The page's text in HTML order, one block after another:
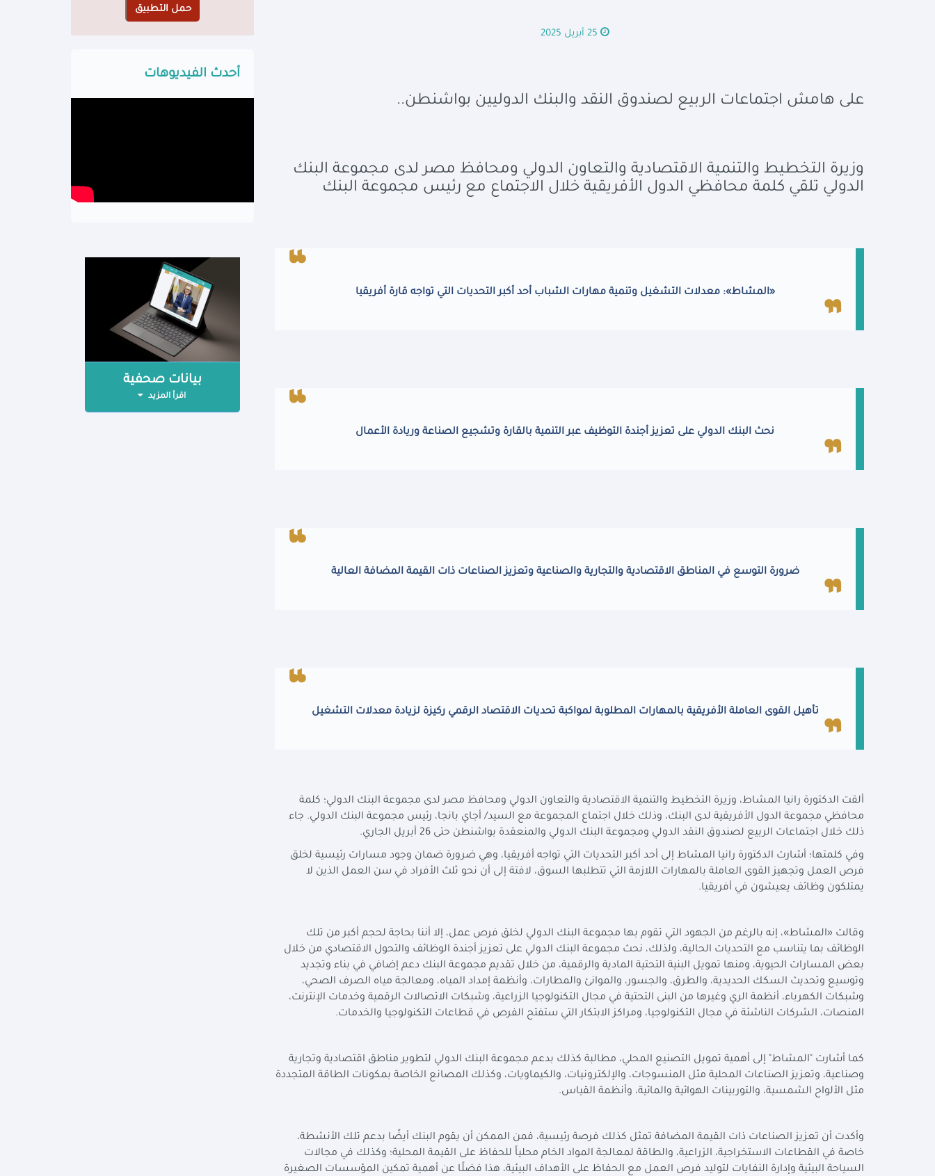
25 أبريل 2025
على هامش اجتماعات الربيع لصندوق النقد والبنك الدوليين بواشنطن..
وزيرة التخطيط والتنمية الاقتصادية والتعاون الدولي ومحافظ مصر لدى مجموعة البنك
الدولي تلقي كلمة محافظي الدول الأفريقية خلال الاجتماع مع رئيس مجموعة البنك
«المشاط»: معدلات التشغيل وتنمية مهارات الشباب أحد أكبر التحديات التي تواجه قارة أفريقيا
نحث البنك الدولي على تعزيز أجندة التوظيف عبر التنمية بالقارة وتشجيع الصناعة وريادة الأعمال
ضرورة التوسع في المناطق الاقتصادية والتجارية والصناعية وتعزيز الصناعات ذات القيمة المضافة العالية
تأهيل القوى العاملة الأفريقية بالمهارات المطلوبة لمواكبة تحديات الاقتصاد الرقمي ركيزة لزيادة معدلات التشغيل
ألقت الدكتورة رانيا المشاط، وزيرة التخطيط والتنمية الاقتصادية والتعاون الدولي ومحافظ مصر لدى مجموعة البنك الدولي؛ كلمة
محافظي مجموعة الدول الأفريقية لدى البنك، وذلك خلال اجتماع المجموعة مع السيد/ أجاي بانجا، رئيس مجموعة البنك الدولي. جاء
ذلك خلال اجتماعات الربيع لصندوق النقد الدولي ومجموعة البنك الدولي والمنعقدة بواشنطن حتى 26 أبريل الجاري.
وفي كلمتها؛ أشارت الدكتورة رانيا المشاط إلى أحد أكبر التحديات التي تواجه أفريقيا، وهي ضرورة ضمان وجود مسارات رئيسية لخلق
فرص العمل وتجهيز القوى العاملة بالمهارات اللازمة التي تتطلبها السوق، لافتة إلى أن نحو ثلث الأفراد في سن العمل الذين لا
يمتلكون وظائف يعيشون في أفريقيا.
وقالت «المشاط»، إنه بالرغم من الجهود التي تقوم بها مجموعة البنك الدولي لخلق فرص عمل، إلا أننا بحاجة لحجم أكبر من تلك
الوظائف بما يتناسب مع التحديات الحالية، ولذلك، نحث مجموعة البنك الدولي على تعزيز أجندة الوظائف والتحول الاقتصادي من خلال
بعض المسارات الحيوية، ومنها تمويل البنية التحتية المادية والرقمية، من خلال تقديم مجموعة البنك دعم إضافي في بناء وتجديد
وتوسيع وتحديث السكك الحديدية، والطرق، والجسور، والموانئ والمطارات، وأنظمة إمداد المياه، ومعالجة مياه الصرف الصحي،
وشبكات الكهرباء، أنظمة الري وغيرها من البنى التحتية في مجال التكنولوجيا الزراعية، وشبكات الاتصالات الرقمية وخدمات الإنترنت،
المنصات، الشركات الناشئة في مجال التكنولوجيا، ومراكز الابتكار التي ستفتح الفرص في قطاعات التكنولوجيا والخدمات.
كما أشارت "المشاط" إلى أهمية تمويل التصنيع المحلي، مطالبة كذلك بدعم مجموعة البنك الدولي لتطوير مناطق اقتصادية وتجارية
وصناعية، وتعزيز الصناعات المحلية مثل المنسوجات، والإلكترونيات، والكيماويات، وكذلك المصانع الخاصة بمكونات الطاقة المتجددة
مثل الألواح الشمسية، والتوربينات الهوائية والمائية، وأنظمة القياس.
وأكدت أن تعزيز الصناعات ذات القيمة المضافة تمثل كذلك فرصة رئيسية، فمن الممكن أن يقوم البنك أيضًا بدعم تلك الأنشطة،
خاصة في القطاعات الاستخراجية، الزراعية، والطاقة لمعالجة المواد الخام محلياً للحفاظ على القيمة المحلية؛ وكذلك في مجالات
السياحة البيئية وإدارة النفايات لتوليد فرص العمل مع الحفاظ على الأهداف البيئية، هذا فضلًا عن أهمية تمكين المؤسسات الصغيرة
أحدث الفيديوهات
بيانات صحفية
اقرأ المزيد